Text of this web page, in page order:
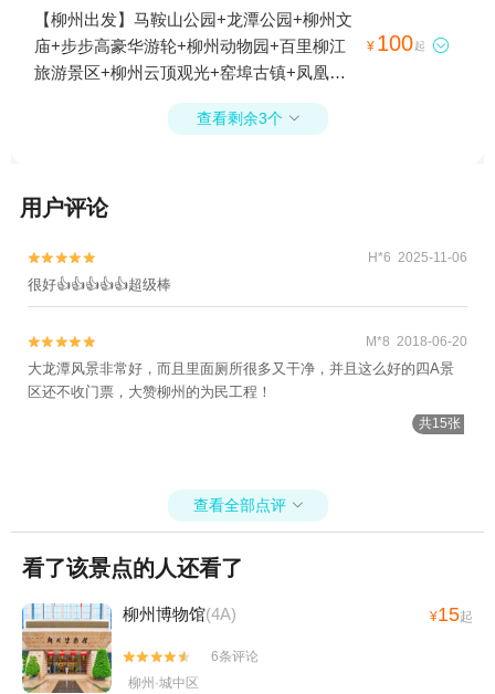
行商业街1日游
【柳州出发】马鞍山公园+龙潭公园+柳州文
庙+步步高豪华游轮+柳州动物园+百里柳江
旅游景区+柳州云顶观光+窑埠古镇+凤凰岭
大桥+柳州水上公交+五星步行商业街1日游
¥ 100起 
查看剩余3个 
用户评论

 H*6 2025-11-06
很好👍👍👍👍👍超级棒

 M*8 2018-06-20
大龙潭风景非常好，而且里面厕所很多又干净，并且这么好的四A景
区还不收门票，大赞柳州的为民工程！
共15张
查看全部点评 
看了该景点的人还看了
柳州博物馆(4A) ¥15起


6条评论
柳州·城中区